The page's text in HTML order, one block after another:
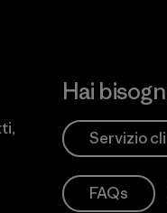
Hai
Servizio
FAQs